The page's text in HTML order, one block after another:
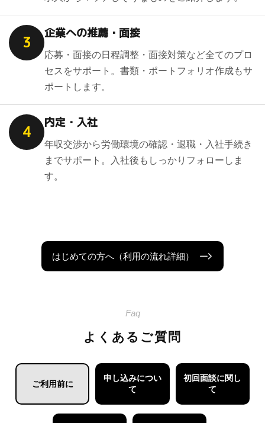
3
企業への推薦・面接
応募・面接の日程調整・面接対策など全てのプロ
セスをサポート。書類・ポートフォリオ作成もサ
ポートします。
4
内定・入社
年収交渉から労働環境の確認・退職・入社手続き
までサポート。入社後もしっかりフォローしま
す。
はじめての方へ（利用の流れ詳細）
Faq
よくあるご質問
ご利用前に
申し込みについ
て
初回面談に関し
て